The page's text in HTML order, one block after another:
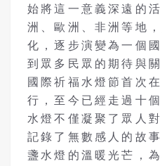
始將這一意義深遠的
洲、歐洲、非洲等地
化，逐步演變為一個
到眾多民眾的期待與
國際祈福水燈節首次
行，至今已經走過十
水燈不僅凝聚了眾人
記錄了無數感人的故
盞水燈的溫暖光芒，